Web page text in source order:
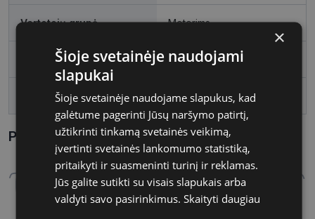
Vartotojų grupė Moterims
Lęšio plotis 53
Tarpnosės plotis, mm 17
Parametrai Kaip sužinoti savo akinių dydį?
×
Šioje svetainėje naudojami
slapukai
Šioje svetainėje naudojame slapukus, kad
galėtume pagerinti Jūsų naršymo patirtį,
užtikrinti tinkamą svetainės veikimą,
įvertinti svetainės lankomumo statistiką,
pritaikyti ir suasmeninti turinį ir reklamas.
Jūs galite sutikti su visais slapukais arba
valdyti savo pasirinkimus. Skaityti daugiau